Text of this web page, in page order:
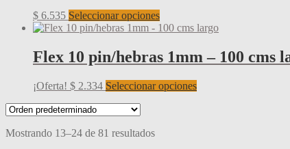
$ 6.535 Seleccionar opcionesEste
producto
múltiples
variantes.
opciones
Flex 10 pin/hebras 1mm – 100 cms
¡Oferta! $ 2.334 Seleccionar opcionesEste
Mostrando 13–24 de 81 resultados